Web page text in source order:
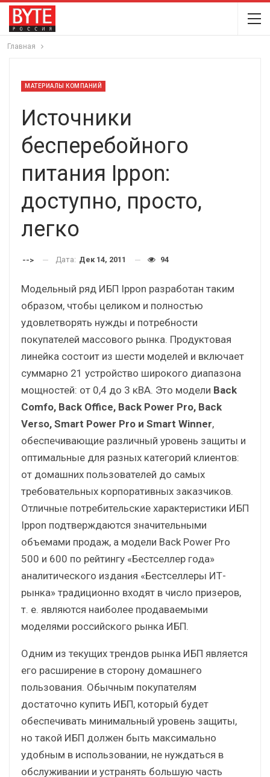
Главная
МАТЕРИАЛЫ КОМПАНИЙ
Источники
бесперебойного
питания Ippon:
доступно, просто,
легко
--> Дата: Дек 14, 2011 94
Модельный ряд ИБП Ippon разработан таким
образом, чтобы целиком и полностью
удовлетворять нужды и потребности
покупателей массового рынка. Продуктовая
линейка состоит из шести моделей и включает
суммарно 21 устройство широкого диапазона
мощностей: от 0,4 до 3 кВА. Это модели Back
Comfo, Back Office, Back Power Pro, Back
Verso, Smart Power Pro и Smart Winner,
обеспечивающие различный уровень защиты и
оптимальные для разных категорий клиентов:
от домашних пользователей до самых
требовательных корпоративных заказчиков.
Отличные потребительские характеристики ИБП
Ippon подтверждаются значительными
объемами продаж, а модели Back Power Pro
500 и 600 по рейтингу «Бестселлер года»
аналитического издания «Бестселлеры ИТ-
рынка» традиционно входят в число призеров,
т. е. являются наиболее продаваемыми
моделями российского рынка ИБП.
Одним из текущих трендов рынка ИБП является
его расширение в сторону домашнего
пользования. Обычным покупателям
достаточно купить ИБП, который будет
обеспечивать минимальный уровень защиты,
но такой ИБП должен быть максимально
удобным в использовании, не нуждаться в
обслуживании и устранять большую часть